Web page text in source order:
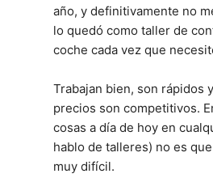
año, y definitivamente no
lo quedó como taller de
coche cada vez que
Trabajan bien, son rápidos
precios son competitivos.
cosas a día de hoy en
hablo de talleres) no es
muy difícil.